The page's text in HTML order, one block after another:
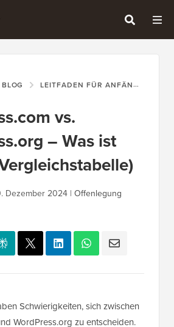
BLOG LEITFADEN FÜR ANFÄNGER
vs.
– Was ist
Dezember 2024 | Offenlegung
Schwierigkeiten, sich zwischen
WordPress.org zu entscheiden.